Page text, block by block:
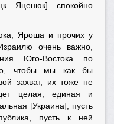
Яценюк] спокойно
Яроша и прочих у
очень важно,
Юго-Востока по
чтобы мы как бы
захват, их тоже не
целая, единая и
[Украина], пусть
пусть к ней